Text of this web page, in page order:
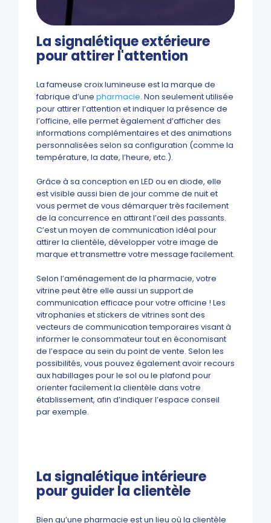
La signalétique extérieure
pour attirer l'attention
La fameuse croix lumineuse est la marque de
fabrique d’une pharmacie. Non seulement utilisée
pour attirer l’attention et indiquer la présence de
l’officine, elle permet également d’afficher des
informations complémentaires et des animations
personnalisées selon sa configuration (comme la
température, la date, l’heure, etc.).
Grâce à sa conception en LED ou en diode, elle
est visible aussi bien de jour comme de nuit et
vous permet de vous démarquer très facilement
de la concurrence en attirant l’œil des passants.
C’est un moyen de communication idéal pour
attirer la clientèle, développer votre image de
marque et transmettre votre message facilement.
Selon l’aménagement de la pharmacie, votre
vitrine peut être elle aussi un support de
communication efficace pour votre officine ! Les
vitrophanies et stickers de vitrines sont des
vecteurs de communication temporaires visant à
informer le consommateur tout en économisant
de l’espace au sein du point de vente. Selon les
possibilités, vous pouvez également avoir recours
aux habillages pour le sol ou le plafond pour
orienter facilement la clientèle dans votre
établissement, afin d’indiquer l’espace conseil
par exemple.
La signalétique intérieure
pour guider la clientèle
Bien qu’une pharmacie est un lieu où la clientèle